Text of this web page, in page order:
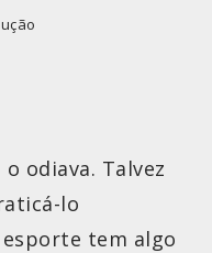
odiava. Talvez
lo
tem algo